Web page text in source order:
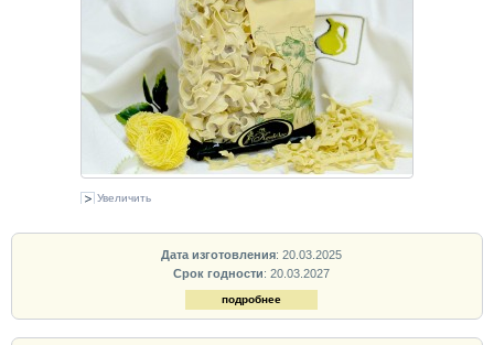
Увеличить
Дата изготовления: 20.03.2025
Срок годности: 20.03.2027
подробнее